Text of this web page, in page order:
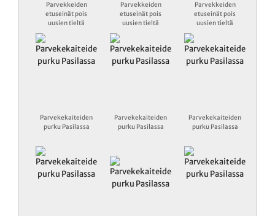
Parvekkeiden
etuseinät pois
uusien tieltä
Parvekkeiden
etuseinät pois
uusien tieltä
Parvekkeiden
etuseinät pois
uusien tieltä
Parvekekaiteiden
purku Pasilassa
Parvekekaiteiden
purku Pasilassa
Parvekekaiteiden
purku Pasilassa